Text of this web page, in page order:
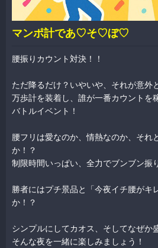
マンポ計であ♡そ♡ぼ♡
腰振りカウント対決！！
ただ降るだけ？いやいや、それが意外
万歩計を装着し、誰が一番カウントを
バトルイベント！
腰フリは愛なのか、情熱なのか、それ
か！？
制限時間いっぱい、全力でブンブン振
勝者にはプチ景品と「今夜イチ腰がキ
か！？
シンプルにしてカオス、そしてなぜか
そんな夜を一緒に楽しみましょう！